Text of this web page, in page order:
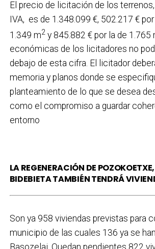
El precio de licitación de los terrenos,
IVA, es de 1.348.099 €, 502.217 €
1.349 m2y 845.882 € por la de 1.765
económicas de los licitadores no
debajo de esta cifra. El licitador
memoria y planos donde se
planteamiento de lo que se desea
como el compromiso a guardar
entorno
LA REGENERACIÓN DE
BIDEBIETA TAMBIÉN TENDRÁ
Son ya 958 viviendas previstas para
municipio de las cuales 136 ya se
Basozelai. Quedan pendientes 822